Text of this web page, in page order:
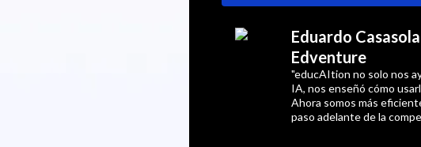
Eduardo
Edventure
"educAItion no solo nos
IA, nos enseñó cómo
Ahora somos más
paso adelante de la